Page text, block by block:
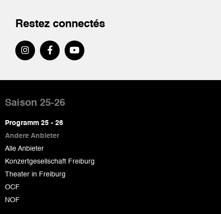
Restez connectés
de
page
Saison 25-26
Programm 25 - 26
Andere Anbieter
Alle Anbieter
Konzertgesellschaft Freiburg
Theater in Freiburg
OCF
NOF